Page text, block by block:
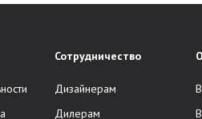
Сотрудничество
Дизайнерам
Дилерам